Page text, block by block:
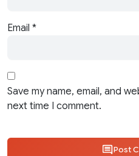
Email *
Save my name, email, and
next time I comment.
Post